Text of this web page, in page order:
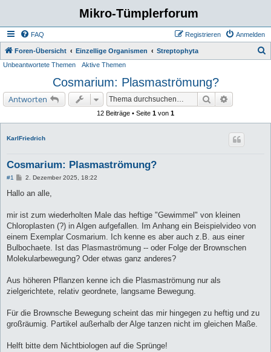
Mikro-Tümplerforum
FAQ Anmelden
Registrieren
Foren-Übersicht Einzellige Organismen Streptophyta
Unbeantwortete Themen Aktive Themen
Cosmarium: Plasmaströmung?
Antworten Suche
12 Beiträge • Seite 1 von 1
KarlFriedrich
Cosmarium: Plasmaströmung?
#1
B
i
a
2. Dezember 2025, 18:22
Hallo an alle,
mir ist zum wiederholten Male das heftige "Gewimmel" von kleinen
Chloroplasten (?) in Algen aufgefallen. Im Anhang ein Beispielvideo von
einem Exemplar Cosmarium. Ich kenne es aber auch z.B. aus einer
Bulbochaete. Ist das Plasmaströmung -- oder Folge der Brownschen
Molekularbewegung? Oder etwas ganz anderes?
Aus höheren Pflanzen kenne ich die Plasmaströmung nur als
zielgerichtete, relativ geordnete, langsame Bewegung.
Für die Brownsche Bewegung scheint das mir hingegen zu heftig und zu
großräumig. Partikel außerhalb der Alge tanzen nicht im gleichen Maße.
Helft bitte dem Nichtbiologen auf die Sprünge!